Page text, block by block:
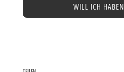
WILL ICH HABEN